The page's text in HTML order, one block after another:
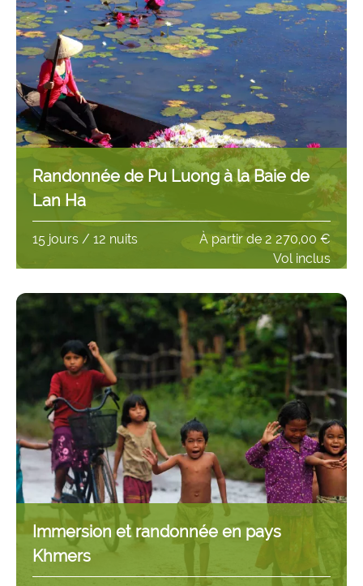
Randonnée de Pu Luong à la Baie de
Lan Ha
15 jours / 12 nuits
Vol inclus
À partir de 2 270,00 €
Immersion et randonnée en pays
Khmers